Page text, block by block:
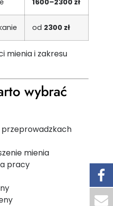
od 2300 zł
mienia i zakresu
wybrać
mienia
pracy